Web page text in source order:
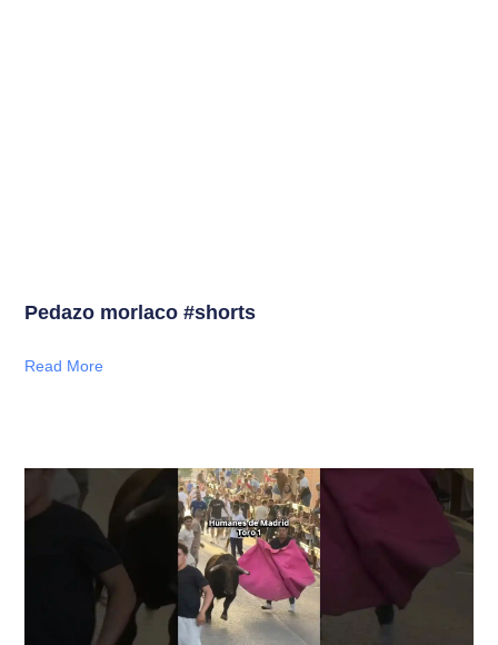
Pedazo morlaco #shorts
Read More